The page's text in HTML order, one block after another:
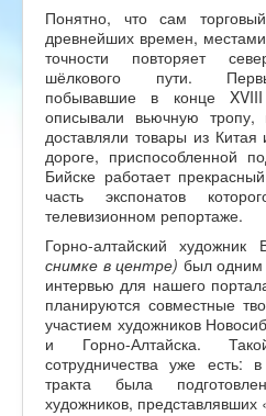
Понятно, что сам
древнейших времен,
точности повторяет
шёлкового пути.
побывавшие в конце
описывали вьючную тропу,
доставляли товары из
дороге, приспособленной
Бийске работает
часть экспонатов
телевизионном репортаже.
Горно-алтайский художник
снимке в центре) был одним
интервью для нашего
планируются совместные
участием художников
и Горно-Алтайска.
сотрудничества уже есть:
тракта была
художников, представлявших